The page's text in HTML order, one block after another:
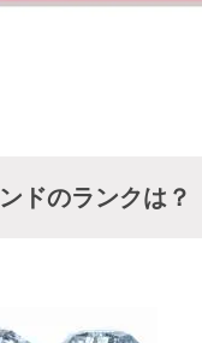
ドのランクは？